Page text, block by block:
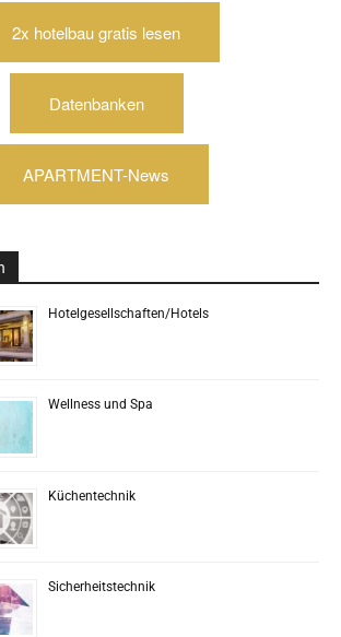
2x hotelbau gratis lesen
Datenbanken
APARTMENT-News
Hotelgesellschaften/Hotels
Wellness und Spa
Küchentechnik
Sicherheitstechnik